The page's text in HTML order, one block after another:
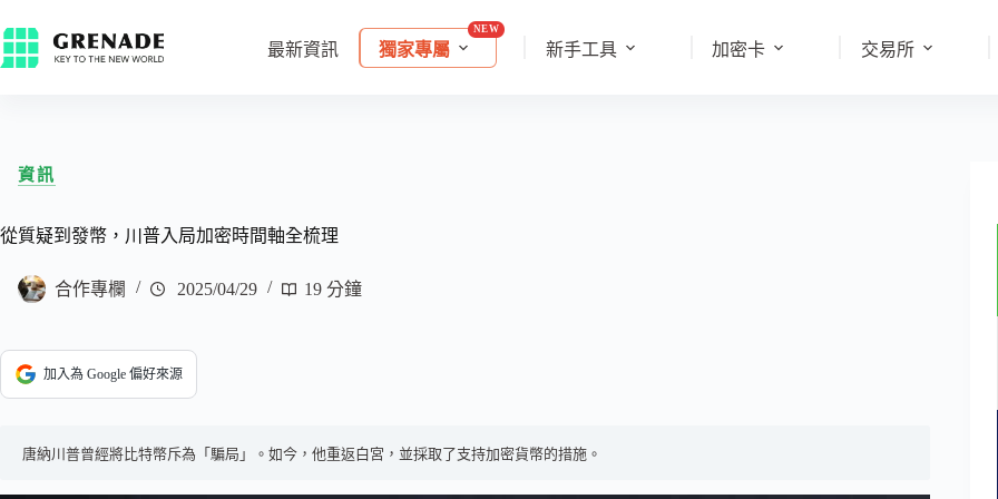
最新資訊 獨家專屬 新手工具 加密卡 交易所
資訊
從質疑到發幣，川普入局加密時間軸全梳理
合作專欄 2025/04/29 19 分鐘
加入為 Google 偏好來源
唐納川普曾經將比特幣斥為「騙局」。如今，他重返白宮，並採取了支持加密貨幣的措施。